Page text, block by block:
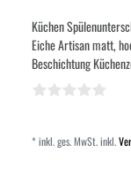
Küchen
Eiche Artisan matt,
Beschichtung
*inkl. ges. MwSt.inkl.